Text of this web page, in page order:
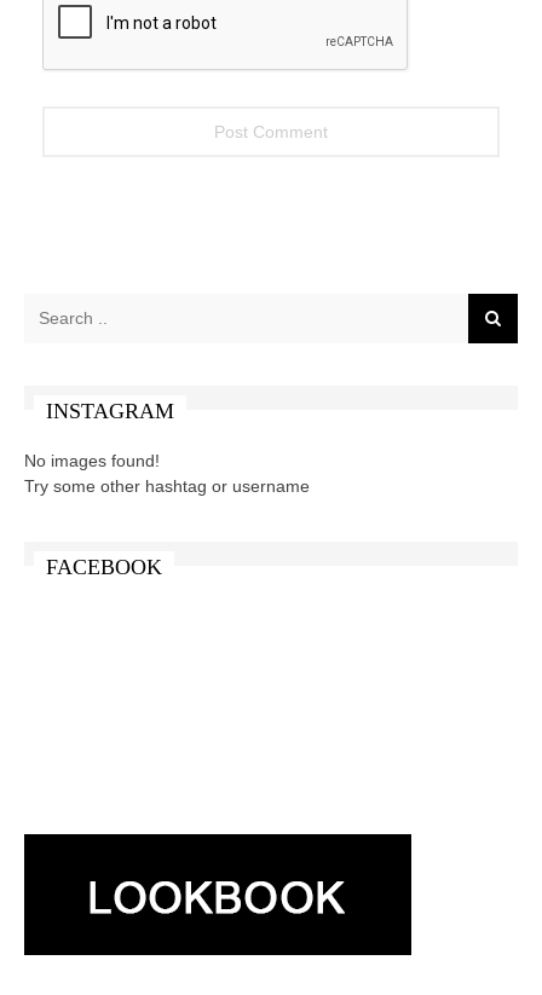
INSTAGRAM
No images found!
Try some other hashtag or username
FACEBOOK